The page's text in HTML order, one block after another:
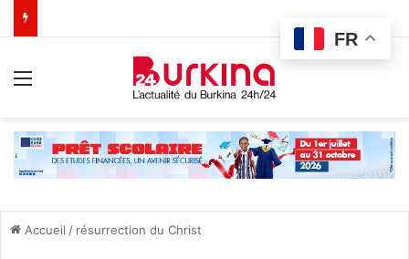
Accueil / résurrection du Christ
FR